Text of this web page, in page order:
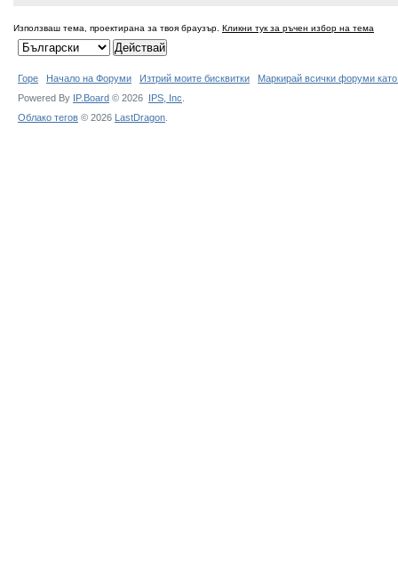
Използваш тема, проектирана за твоя браузър. Кликни тук за ръчен избор на тема
Горе Начало на Форуми Изтрий моите бисквитки
Маркирай всички форуми
Powered By IP.Board © 2026 IPS, Inc
Облако тегов © 2026 LastDragon